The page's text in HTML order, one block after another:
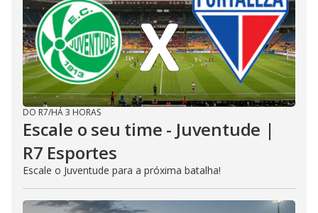
DO R7/HÁ 3 HORAS
Escale o seu time - Juventude |
R7 Esportes
Escale o Juventude para a próxima batalha!